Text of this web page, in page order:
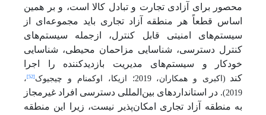
محصور برای آزادی تجارت و تبادل کالا است، و بر همین
اساس قطعاً هر منطقه آزاد تجاری باید مجموعه‌ای از
سیستم‌های امنیتی قابل کنترل، ازجمله سیستم‌های
کنترل دسترسی، شناسایی مزاحمان محیطی، شناسایی
خودکار و سیستم‌های مدیریت بازدیدکننده را اجرا
کند (اکبری و همکاران، 2019؛ ازیکا، اوکمنام و چیجیوک [52] ،
2019) . در استانداردهای بین‌المللی دسترسی افراد غیرمجاز
به منطقه آزاد تجاری امکان‌پذیر نیست، زیرا این منطقه